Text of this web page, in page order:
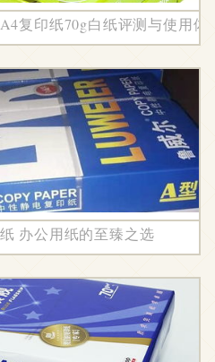
复印纸70g白纸评测与使用体
办公用纸的至臻之选